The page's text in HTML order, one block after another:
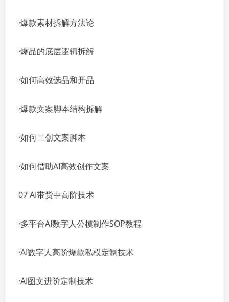
·爆款素材拆解方法论
·爆品的底层逻辑拆解
·如何高效选品和开品
·爆款文案脚本结构拆解
·如何二创文案脚本
·如何借助AI高效创作文案
07 AI带货中高阶技术
·多平台AI数字人公模制作SOP教程
·AI数字人高阶爆款私模定制技术
·AI图文进阶定制技术